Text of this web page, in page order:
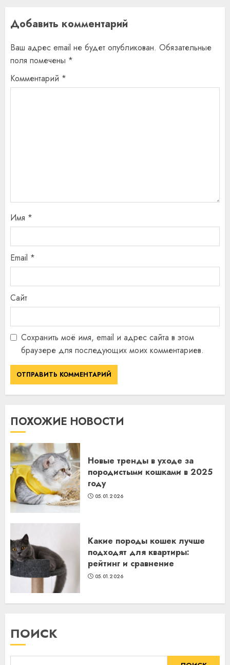
Добавить комментарий
Ваш адрес email не будет опубликован. Обязательные
поля помечены *
Комментарий *
Имя *
Email *
Сайт
Сохранить моё имя, email и адрес сайта в этом
браузере для последующих моих комментариев.
ПОХОЖИЕ НОВОСТИ
Новые тренды в уходе за
породистыми кошками в 2025
году
05.01.2026
Какие породы кошек лучше
подходят для квартиры:
рейтинг и сравнение
05.01.2026
ПОИСК